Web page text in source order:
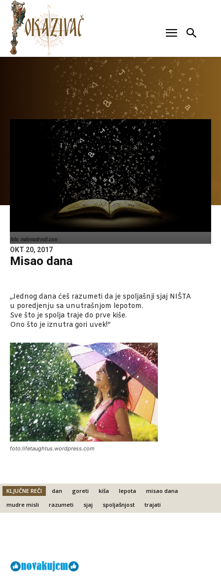
foto: malemudrosti.com
OKT 20, 2017
Misao dana
„Jednog dana ćeš razumeti da je spoljašnji sjaj NIŠTA
u poredjenju sa unutrašnjom lepotom.
Sve što je spolja traje do prve kiše.
Ono što je iznutra gori uvek!“
foto:lifetaughtus.wordpress.com
KLJUČNE REČI dan goreti kiša lepota
misao dana
mudre misli
razumeti sjaj spoljašnjost trajati